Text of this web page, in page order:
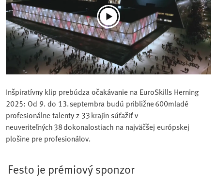
Inšpiratívny klip prebúdza očakávanie na EuroSkills Herning
2025: Od 9. do 13. septembra budú približne 600mladé
profesionálne talenty z 33 krajín súťažiť v
neuveriteľných 38 dokonalostiach na najväčšej európskej
plošine pre profesionálov.
Festo je prémiový sponzor